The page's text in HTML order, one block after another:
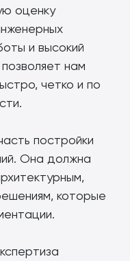
оценку
и высокий
нам
четко и по
постройки
Она должна
которые